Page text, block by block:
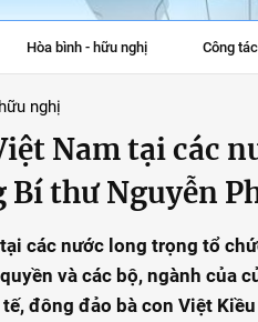
Hòa bình - hữu nghị Công
nghị
Nam tại các
Bí thư Nguyễn
các nước long trọng tổ
và các bộ, ngành của
đông đảo bà con Việt